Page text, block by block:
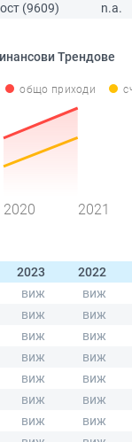
(9609)
n.a.
Трендове
общо приходи
2020 2021
2023 2022